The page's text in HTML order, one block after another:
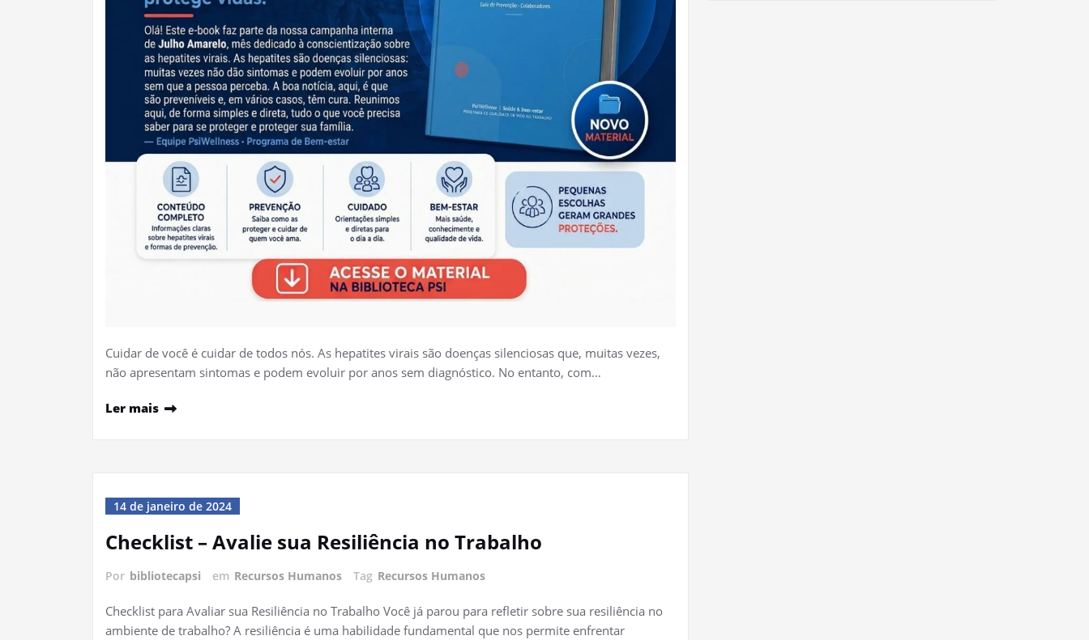
Cuidar de você é cuidar de todos nós. As hepatites virais são doenças silenciosas que, muitas vezes,
não apresentam sintomas e podem evoluir por anos sem diagnóstico. No entanto, com…
Ler mais
14 de janeiro de 2024
Checklist – Avalie sua Resiliência no Trabalho
Por bibliotecapsi em Recursos Humanos Tag Recursos Humanos
Checklist para Avaliar sua Resiliência no Trabalho Você já parou para refletir sobre sua resiliência no
ambiente de trabalho? A resiliência é uma habilidade fundamental que nos permite enfrentar